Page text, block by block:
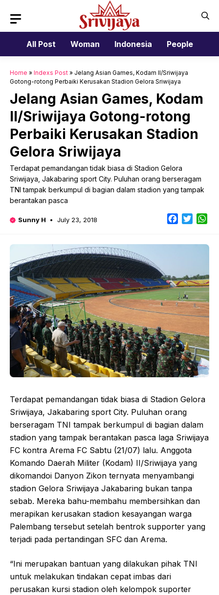
content
All Post
Woman Indonesia People
Home » Indexs Post » Jelang Asian Games, Kodam II/Sriwijaya
Gotong-rotong Perbaiki Kerusakan Stadion Gelora Sriwijaya
Jelang Asian Games, Kodam
II/Sriwijaya Gotong-rotong
Perbaiki Kerusakan Stadion
Gelora Sriwijaya
Terdapat pemandangan tidak biasa di Stadion Gelora
Sriwijaya, Jakabaring sport City. Puluhan orang berseragam
TNI tampak berkumpul di bagian dalam stadion yang tampak
berantakan pasca
Sunny H July 23, 2018 Facebook
Twitter
Terdapat pemandangan tidak biasa di Stadion Gelora
Sriwijaya, Jakabaring sport City. Puluhan orang
berseragam TNI tampak berkumpul di bagian dalam
stadion yang tampak berantakan pasca laga Sriwijaya
FC kontra Arema FC Sabtu (21/07) lalu. Anggota
Komando Daerah Militer (Kodam) II/Sriwijaya yang
dikomandoi Danyon Zikon ternyata menyambangi
stadion Gelora Sriwijaya Jakabaring bukan tanpa
sebab. Mereka bahu-membahu membersihkan dan
merapikan kerusakan stadion kesayangan warga
Palembang tersebut setelah bentrok supporter yang
terjadi pada pertandingan SFC dan Arema.
“Ini merupakan bantuan yang dilakukan pihak TNI
untuk melakukan tindakan cepat imbas dari
perusakan kursi stadion oleh kelompok suporter